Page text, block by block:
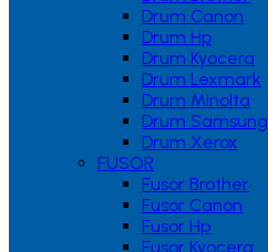
Drum Canon
Drum Hp
Drum Kyocera
Drum Lexmark
Drum Minolta
Drum Samsung
Drum Xerox
FUSOR
Fusor Brother
Fusor Canon
Fusor Hp
Fusor Kyocera